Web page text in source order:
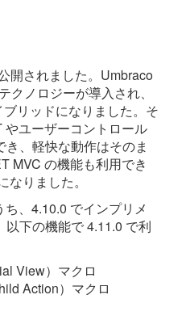
開されました。Umbraco
クノロジーが導入され、
リッドになりました。そ
ユーザーコントロール
、軽快な動作はそのま
MVC の機能も利用でき
りました。
、4.10.0 でインプリメ
下の機能で 4.11.0 で利
View）マクロ
Action）マクロ